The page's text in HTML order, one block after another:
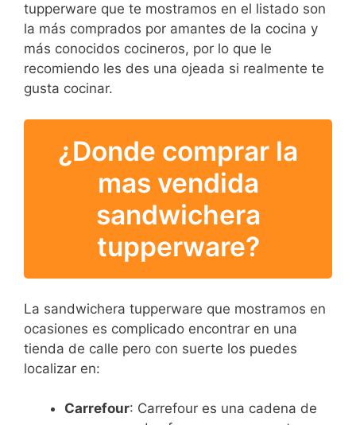
tupperware que te mostramos en el listado son
la más comprados por amantes de la cocina y
más conocidos cocineros, por lo que le
recomiendo les des una ojeada si realmente te
gusta cocinar.
¿Donde comprar la
mas vendida
sandwichera
tupperware?
La sandwichera tupperware que mostramos en
ocasiones es complicado encontrar en una
tienda de calle pero con suerte los puedes
localizar en:
Carrefour: Carrefour es una cadena de